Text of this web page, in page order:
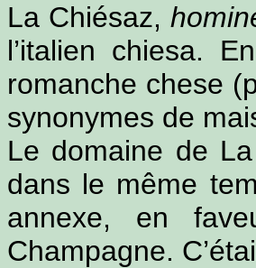
La Chiésaz,
l’italien chiesa.
romanche chese
synonymes de
Le domaine de
dans le même
annexe, en
Champagne.